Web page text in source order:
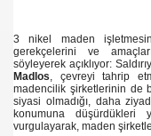
3 nikel maden
gerekçelerini ve
söyleyerek açıklıyor:
Madlos, çevreyi tahrip
madencilik şirketlerinin de
siyasi olmadığı, daha
konumuna düşürdükleri
vurgulayarak, maden